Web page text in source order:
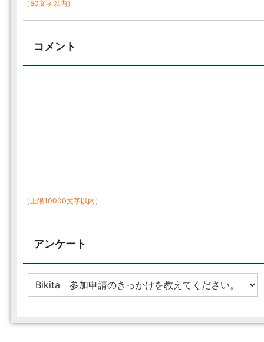
（50文字以内）
コメント
（上限10000文字以内）
アンケート